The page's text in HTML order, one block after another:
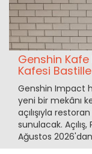
Genshin
Kafesi
Genshin Impact
yeni bir mekânı
açılışıyla
sunulacak.
Ağustos